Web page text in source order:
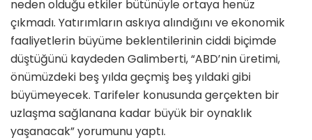
neden olduğu etkiler bütünüyle ortaya henüz
çıkmadı. Yatırımların askıya alındığını ve ekonomik
faaliyetlerin büyüme beklentilerinin ciddi biçimde
düştüğünü kaydeden Galimberti, “ABD’nin üretimi,
önümüzdeki beş yılda geçmiş beş yıldaki gibi
büyümeyecek. Tarifeler konusunda gerçekten bir
uzlaşma sağlanana kadar büyük bir oynaklık
yaşanacak” yorumunu yaptı.